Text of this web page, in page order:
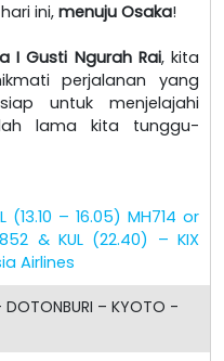
ini,menuju Osaka!
I Gusti Ngurah Rai, kita
perjalanan yang
untuk menjelajahi
lama kita tunggu-
(13.10 – 16.05) MH714 or
& KUL (22.40) – KIX
Airlines
DOTONBURI – KYOTO -